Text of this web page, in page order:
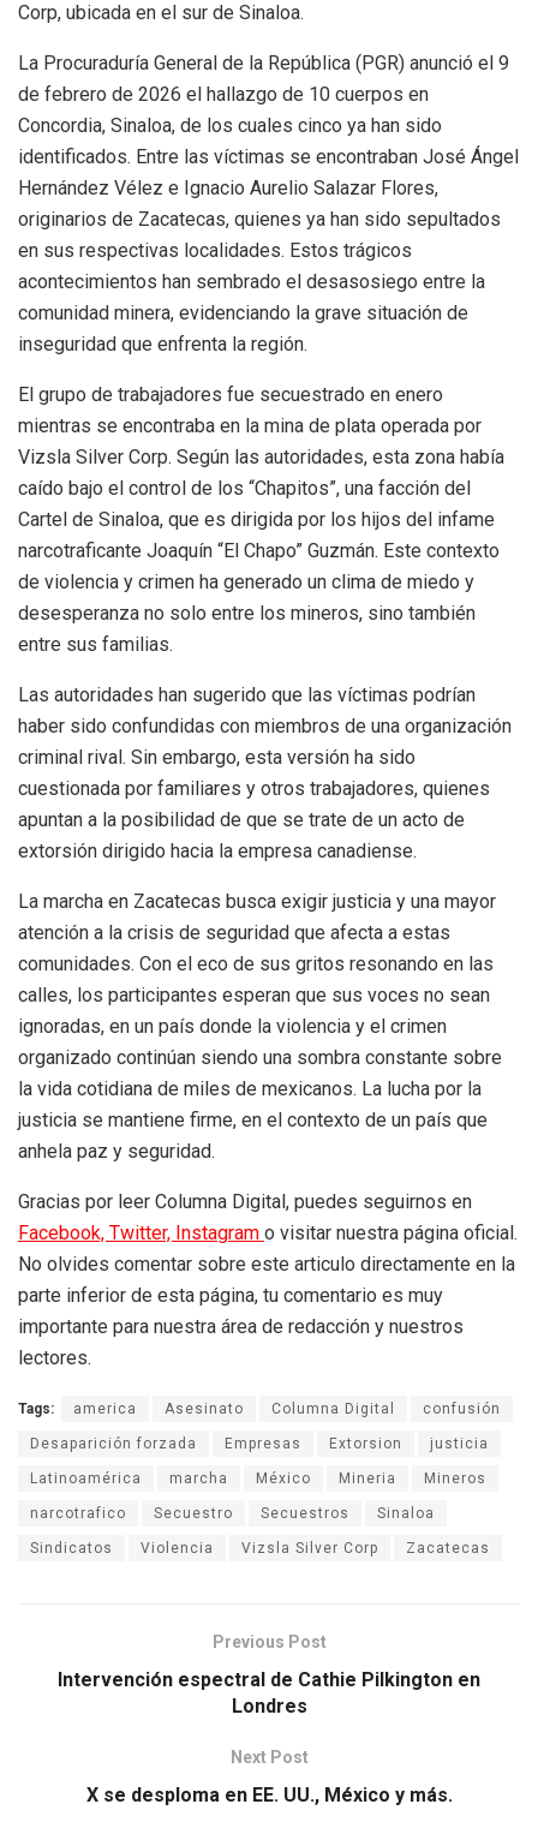
Corp, ubicada en el sur de Sinaloa.
La Procuraduría General de la República (PGR) anunció el 9
de febrero de 2026 el hallazgo de 10 cuerpos en
Concordia, Sinaloa, de los cuales cinco ya han sido
identificados. Entre las víctimas se encontraban José Ángel
Hernández Vélez e Ignacio Aurelio Salazar Flores,
originarios de Zacatecas, quienes ya han sido sepultados
en sus respectivas localidades. Estos trágicos
acontecimientos han sembrado el desasosiego entre la
comunidad minera, evidenciando la grave situación de
inseguridad que enfrenta la región.
El grupo de trabajadores fue secuestrado en enero
mientras se encontraba en la mina de plata operada por
Vizsla Silver Corp. Según las autoridades, esta zona había
caído bajo el control de los “Chapitos”, una facción del
Cartel de Sinaloa, que es dirigida por los hijos del infame
narcotraficante Joaquín “El Chapo” Guzmán. Este contexto
de violencia y crimen ha generado un clima de miedo y
desesperanza no solo entre los mineros, sino también
entre sus familias.
Las autoridades han sugerido que las víctimas podrían
haber sido confundidas con miembros de una organización
criminal rival. Sin embargo, esta versión ha sido
cuestionada por familiares y otros trabajadores, quienes
apuntan a la posibilidad de que se trate de un acto de
extorsión dirigido hacia la empresa canadiense.
La marcha en Zacatecas busca exigir justicia y una mayor
atención a la crisis de seguridad que afecta a estas
comunidades. Con el eco de sus gritos resonando en las
calles, los participantes esperan que sus voces no sean
ignoradas, en un país donde la violencia y el crimen
organizado continúan siendo una sombra constante sobre
la vida cotidiana de miles de mexicanos. La lucha por la
justicia se mantiene firme, en el contexto de un país que
anhela paz y seguridad.
Gracias por leer Columna Digital, puedes seguirnos en
Facebook, Twitter, Instagram o visitar nuestra página oficial.
No olvides comentar sobre este articulo directamente en la
parte inferior de esta página, tu comentario es muy
importante para nuestra área de redacción y nuestros
lectores.
Tags: america Asesinato Columna Digital confusión
Desaparición forzada Empresas Extorsion justicia
Latinoamérica marcha México Mineria Mineros
narcotrafico Secuestro Secuestros Sinaloa
Sindicatos Violencia Vizsla Silver Corp Zacatecas
Previous Post
Intervención espectral de Cathie Pilkington en
Londres
Next Post
X se desploma en EE. UU., México y más.